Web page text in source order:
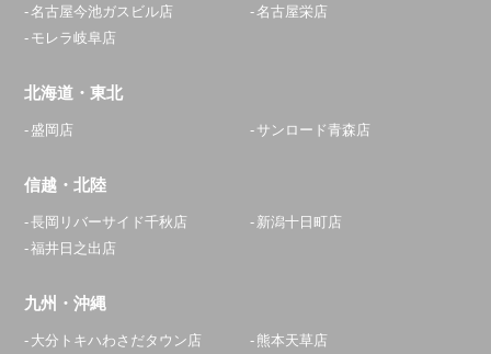
名古屋今池ガスビル店
名古屋栄店
モレラ岐阜店
北海道・東北
盛岡店 サンロード青森店
信越・北陸
長岡リバーサイド千秋店
新潟十日町店
福井日之出店
九州・沖縄
大分トキハわさだタウン店 熊本天草店